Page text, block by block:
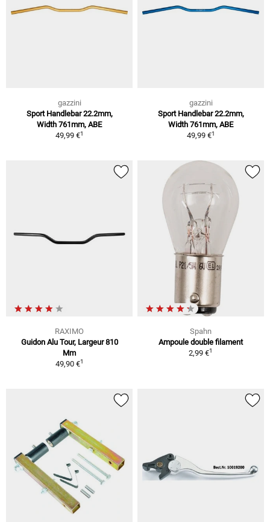
gazzini
Sport Handlebar 22.2mm,
Width 761mm, ABE
49,99 €1
gazzini
Sport Handlebar 22.2mm,
Width 761mm, ABE
49,99 €1
RAXIMO
Guidon Alu Tour, Largeur 810
Mm
49,90 €1
Spahn
Ampoule double filament
2,99 €1